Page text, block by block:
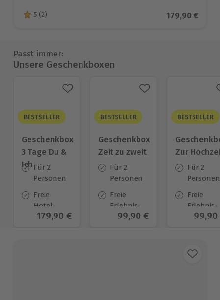
5 von 5 Sternen basierend auf 2 Bewertungen
5 (2) Aktueller
179,90 €
Passt immer:
Unsere Geschenkboxen
BESTSELLER
Geschenkbox
3 Tage Du &
Ich Für 2
Personen
Freie
Hotel-
Auswahl
Aktueller Preis
179,90 €
BESTSELLER
Geschenkbox
Zeit zu zweit
Für 2
Personen
Freie
Erlebnis-
Auswahl
Aktueller Preis
99,90 €
BESTSELLER
Zur
Für 2
Personen
Freie
Erlebnis-
Auswahl
99,90